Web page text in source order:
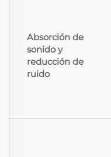
Absorción de
sonido y
reducción de
ruido